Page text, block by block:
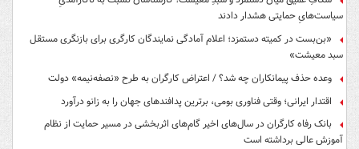
سیاست‌هایِ حمایتی هشدار دادند
«بن‌بست در کمیته دستمزد؛ اعلام آمادگی نمایندگان کارگری برای بازنگری مستقل
سبد معیشت»
وعده حذف پیمانکاران چه شد؟ / اعتراض کارگران به طرح «نصفه‌نیمه» دولت
اقتدار ایرانی؛ وقتی فناوری بومی، برترین پدافندهای جهان را به زانو درآورد
بانک رفاه کارگران در سال‌های اخیر گام‌های اثربخشی در مسیر حمایت از نظام
آموزش عالی برداشته است